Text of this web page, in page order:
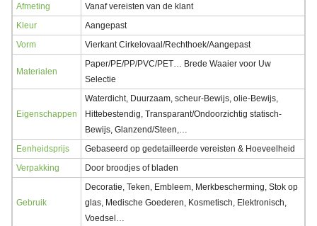
Afmeting
Vanaf vereisten van de klant
Kleur
Aangepast
Vorm
Vierkant Cirkelovaal/Rechthoek/Aangepast
Materialen
Paper/PE/PP/PVC/PET… Brede Waaier voor Uw
Selectie
Eigenschappen
Waterdicht, Duurzaam, scheur-Bewijs, olie-Bewijs,
Hittebestendig, Transparant/Ondoorzichtig statisch-
Bewijs, Glanzend/Steen,…
Eenheidsprijs
Gebaseerd op gedetailleerde vereisten & Hoeveelheid
Verpakking
Door broodjes of bladen
Gebruik
Decoratie, Teken, Embleem, Merkbescherming, Stok op
glas, Medische Goederen, Kosmetisch, Elektronisch,
Voedsel…